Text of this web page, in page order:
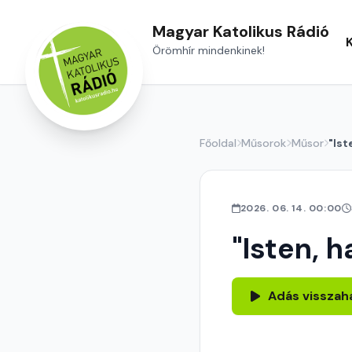
Magyar Katolikus Rádió
Örömhír mindenkinek!
Főoldal Műsorok Műsor
2026. 06. 14. 00:00
"Isten,
Adás